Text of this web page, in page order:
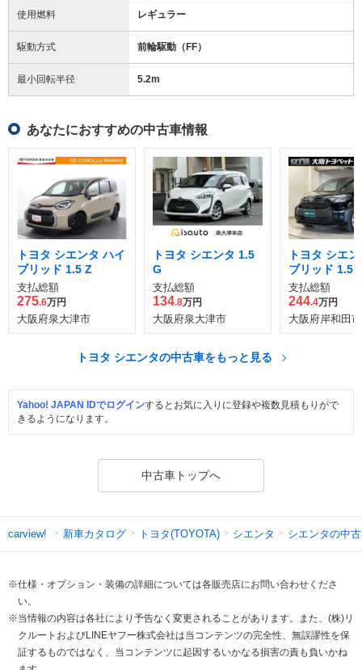
使用燃料 レギュラー
駆動方式 前輪駆動（FF）
最小回転半径 5.2m
あなたにおすすめの中古車情報
トヨタ シエンタ ハイ
ブリッド 1.5 Z
支払総額
275.6万円
大阪府泉大津市
トヨタ シエンタ 1.5
G
支払総額
134.8万円
大阪府泉大津市
トヨタ シエ
ブリッド 1.5
支払総額
244.4万円
大阪府岸和田市
トヨタ シエンタの中古車をもっと見る
Yahoo! JAPAN IDでログインするとお気に入りに登録や複数見積もりがで
きるようになります。
中古車トップへ
carview! 新車カタログ トヨタ(TOYOTA) シエンタ シエンタの中
※仕様・オプション・装備の詳細については各販売店にお問い合わせくださ
い。
※当情報の内容は各社により予告なく変更されることがあります。また、(株)リ
クルートおよびLINEヤフー株式会社は当コンテンツの完全性、無誤謬性を保
証するものではなく、当コンテンツに起因するいかなる損害の責も負いかね